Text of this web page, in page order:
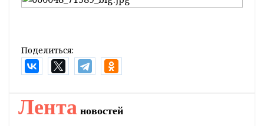
Поделиться:
Лента новостей